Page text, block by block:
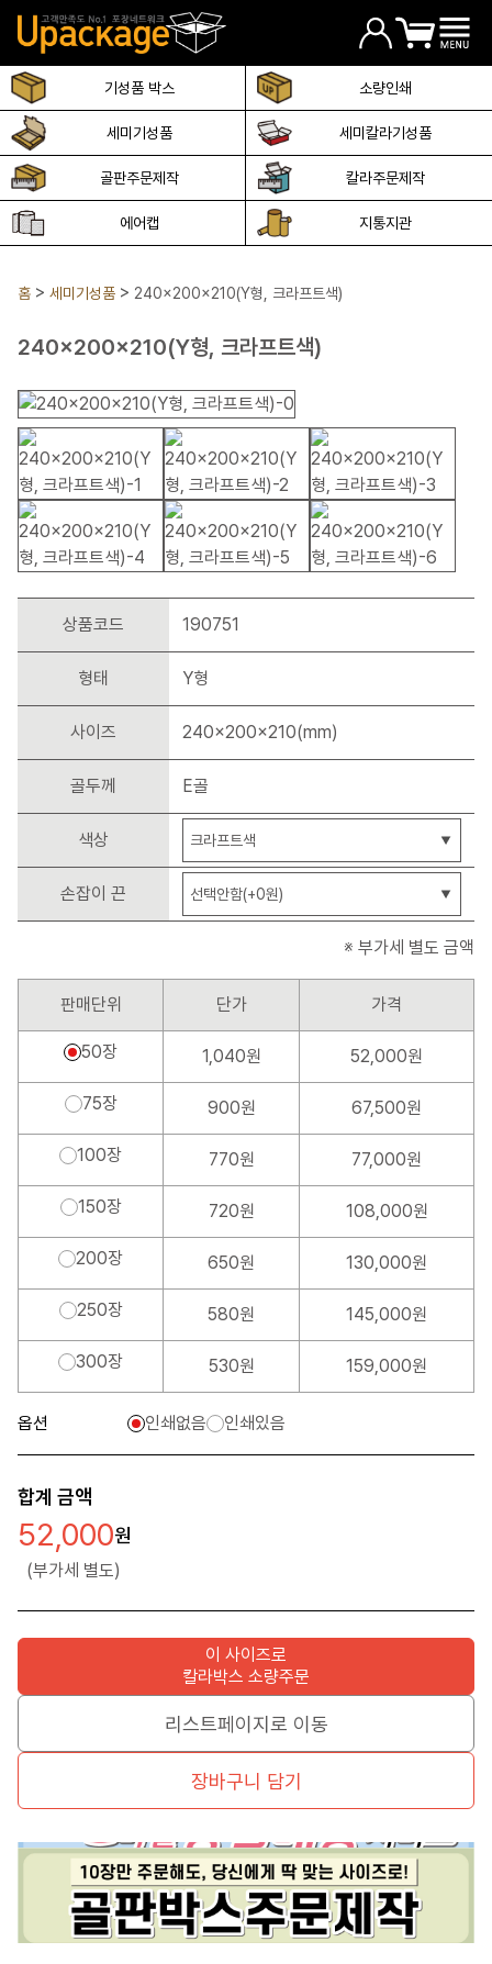
기성품 박스 소량인쇄
세미기성품 세미칼라기성품
골판주문제작 칼라주문제작
에어캡 지통지관
홈 세미기성품 240x200x210(Y형, 크라프트색)
240x200x210(Y형, 크라프트색)
상품코드 190751
형태 Y형
사이즈 240x200x210(mm)
골두께 E골
색상
손잡이 끈
※ 부가세 별도 금액
판매단위 단가 가격
50장 1,040원 52,000원
75장 900원 67,500원
100장 770원 77,000원
150장 720원 108,000원
200장 650원 130,000원
250장 580원 145,000원
300장 530원 159,000원
옵션 인쇄없음 인쇄있음
합계 금액
52,000
(부가세 별도)
이 사이즈로
칼라박스 소량주문
리스트페이지로 이동
장바구니 담기